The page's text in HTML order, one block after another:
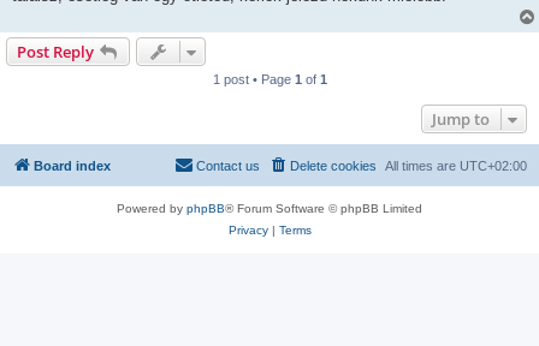
Post Reply
1 post • Page 1 of 1
Jump to
Board index All times are UTC+02:00
Delete cookies
Contact us
Powered by phpBB® Forum Software © phpBB Limited
Privacy| Terms